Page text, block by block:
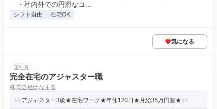
・社内外での円滑なコ...
シフト自由 在宅OK
気になる
正社員
完全在宅のアジャスター職
株式会社はなまる
アジャスター3級★在宅ワーク★年休120日★月給35万円超★